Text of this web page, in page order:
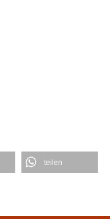
teilen